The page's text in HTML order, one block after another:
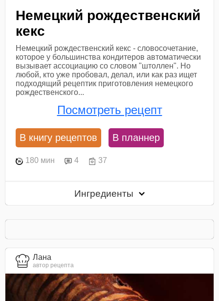
Немецкий рождественский
кекс
Немецкий рождественский кекс - словосочетание,
которое у большинства кондитеров автоматически
вызывает ассоциацию со словом "штоллен". Но
любой, кто уже пробовал, делал, или как раз ищет
подходящий рецептик приготовления немецкого
рождественского...
Посмотреть рецепт
В книгу рецептов В планнер
180 мин 4 37
Ингредиенты
Лана
автор рецепта